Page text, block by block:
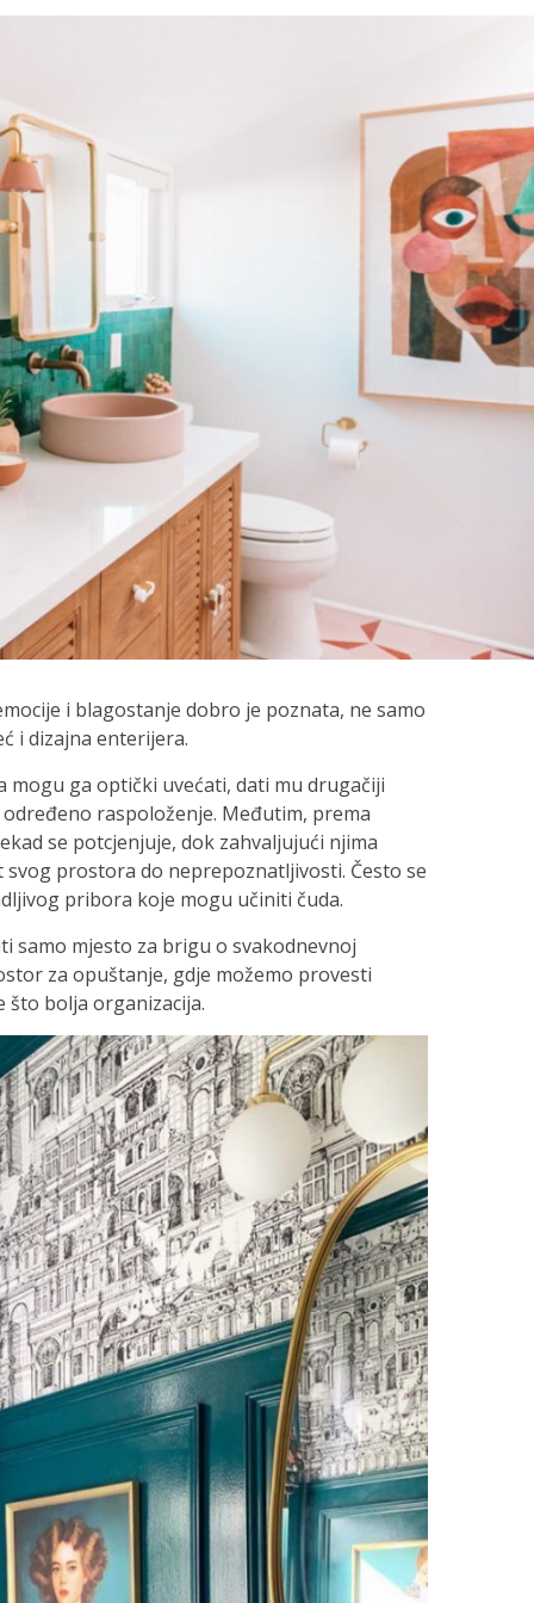
i blagostanje dobro je poznata, ne samo
i dizajna enterijera.
ga optički uvećati, dati mu drugačiji
raspoloženje. Međutim, prema
se potcjenjuje, dok zahvaljujući njima
prostora do neprepoznatljivosti. Često se
pribora koje mogu učiniti čuda.
samo mjesto za brigu o svakodnevnoj
za opuštanje, gdje možemo provesti
što bolja organizacija.